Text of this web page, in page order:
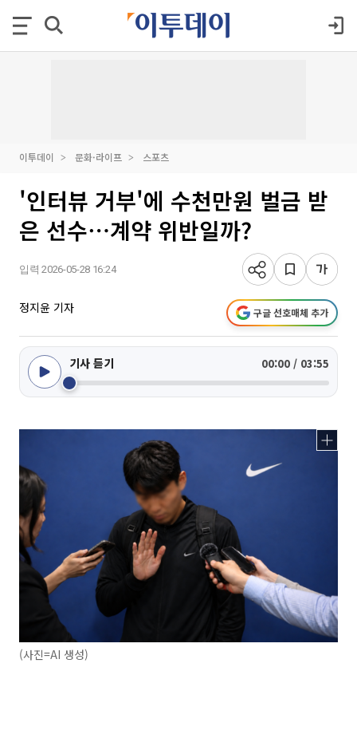
이투데이 문화·라이프 스포츠
'인터뷰 거부'에 수천만원 벌금 받
은 선수⋯계약 위반일까?
입력 2026-05-28 16:24
정지윤 기자 구글 선호매체 추가
기사 듣기 00:00 / 03:55
(사진=AI 생성)